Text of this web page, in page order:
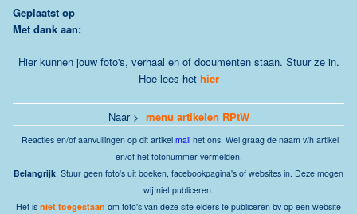
Geplaatst op
Met dank aan:
Hier kunnen jouw foto's, verhaal en of documenten staan. Stuur ze in.
Hoe lees het hier
Naar > menu artikelen RPtW
Reactiesen/of aanvullingen op dit artikel mail het ons. Wel graag de naam v/h artikel
en/of het fotonummer vermelden.
Belangrijk. Stuur geen foto's uit boeken, facebookpagina's of websites in. Deze mogen
wij niet publiceren.
Het is niet toegestaan om foto's van deze site elders te publiceren bv op een website